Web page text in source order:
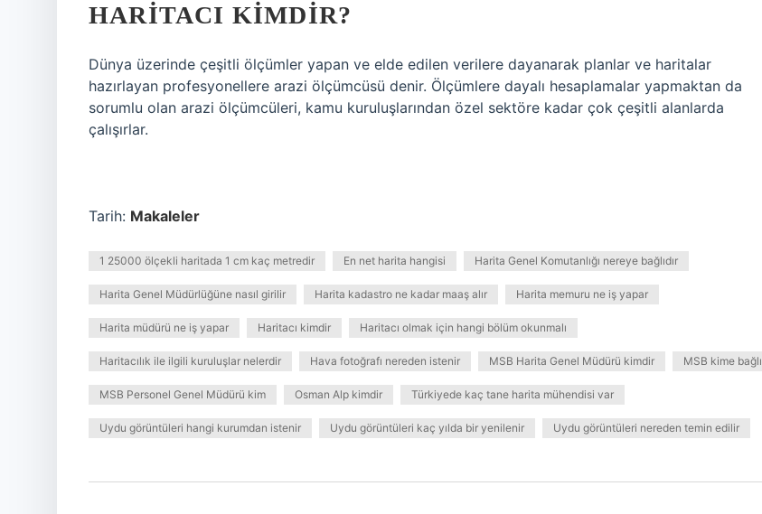
HARITACI KIMDIR?
Dünya üzerinde çeşitli ölçümler yapan ve elde edilen verilere dayanarak planlar ve haritalar
hazırlayan profesyonellere arazi ölçümcüsü denir. Ölçümlere dayalı hesaplamalar yapmaktan da
sorumlu olan arazi ölçümcüleri, kamu kuruluşlarından özel sektöre kadar çok çeşitli alanlarda
çalışırlar.
Tarih: Makaleler
1 25000 ölçekli haritada 1 cm kaç metredir En net harita hangisi Harita Genel Komutanlığı nereye bağlıdır
Harita Genel Müdürlüğüne nasıl girilir Harita kadastro ne kadar maaş alır Harita memuru ne iş yapar
Harita müdürü ne iş yapar Haritacı kimdir Haritacı olmak için hangi bölüm okunmalı
Haritacılık ile ilgili kuruluşlar nelerdir Hava fotoğrafı nereden istenir MSB Harita Genel Müdürü kimdir MSB kime bağlı
MSB Personel Genel Müdürü kim Osman Alp kimdir Türkiyede kaç tane harita mühendisi var
Uydu görüntüleri hangi kurumdan istenir Uydu görüntüleri kaç yılda bir yenilenir Uydu görüntüleri nereden temin edilir